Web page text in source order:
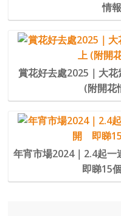
情
賞花好去處2025｜大
(附開花
年宵市場2024｜2.4起
即睇15